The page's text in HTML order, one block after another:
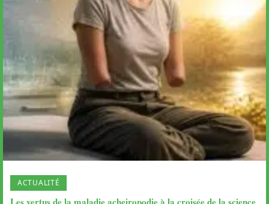
ACTUALITÉ
Les vertus de la maladie acheiropodie à la croisée de la science